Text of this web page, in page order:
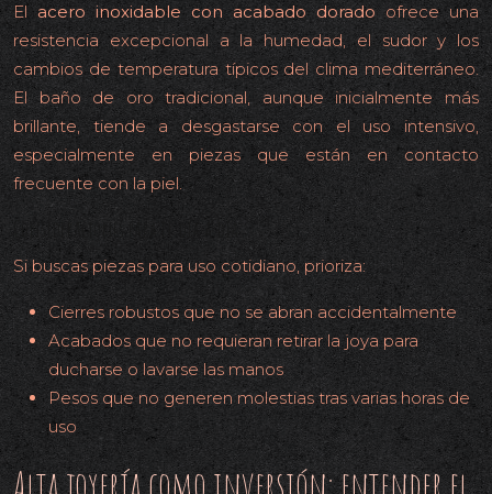
Elacero inoxidable con acabado dorado ofrece una
resistencia excepcional a la humedad, el sudor y los
cambios de temperatura típicos del clima mediterráneo.
El baño de oro tradicional, aunque inicialmente más
brillante, tiende a desgastarse con el uso intensivo,
especialmente en piezas que están en contacto
frecuente con la piel.
Consideraciones para el día a día
Si buscas piezas para uso cotidiano, prioriza:
Cierres robustos que no se abran accidentalmente
Acabados que no requieran retirar la joya para
ducharse o lavarse las manos
Pesos que no generen molestias tras varias horas de
uso